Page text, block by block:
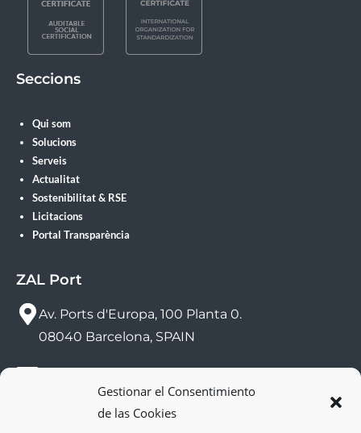
Gestionar el Consentimiento
de las Cookies
Seccions
Qui som
Solucions
Serveis
Actualitat
Sostenibilitat & RSE
Licitacions
Portal Transparència
ZAL Port
Av. Ports d'Europa, 100 Planta 0.
08040 Barcelona, SPAIN
(+34) 93 552 58 26